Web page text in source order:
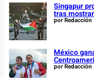
Singapur
tras
por Redacción
México
por Redacción